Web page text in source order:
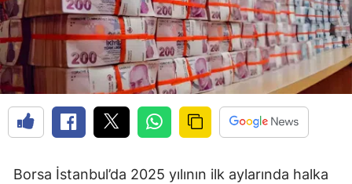
Borsa İstanbul’da 2025 yılının ilk aylarında halka